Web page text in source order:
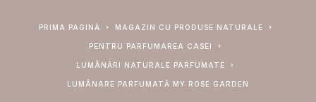
PRIMA PAGINĂ MAGAZIN CU PRODUSE NATURALE
PENTRU PARFUMAREA CASEI
LUMÂNĂRI NATURALE PARFUMATE
LUMÂNARE PARFUMATĂ MY ROSE GARDEN